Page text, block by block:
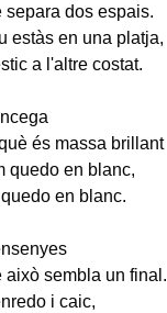
separa dos espais.
estàs en una platja,
a l'altre costat.
és massa brillant
quedo en blanc,
en blanc.
això sembla un final.
i caic,